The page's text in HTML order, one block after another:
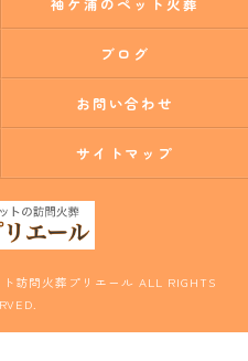
ブログ
お問い合わせ
サイトマップ
訪問火葬プリエール ALL RIGHTS